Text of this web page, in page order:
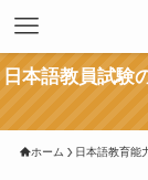
日本語教員試験
ホーム 日本語教育能